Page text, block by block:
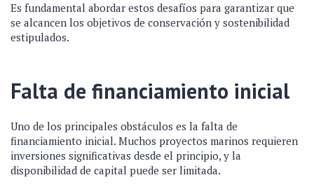
Es fundamental abordar estos desafíos para garantizar que
se alcancen los objetivos de conservación y sostenibilidad
estipulados.
Falta de financiamiento inicial
Uno de los principales obstáculos es la falta de
financiamiento inicial. Muchos proyectos marinos requieren
inversiones significativas desde el principio, y la
disponibilidad de capital puede ser limitada.